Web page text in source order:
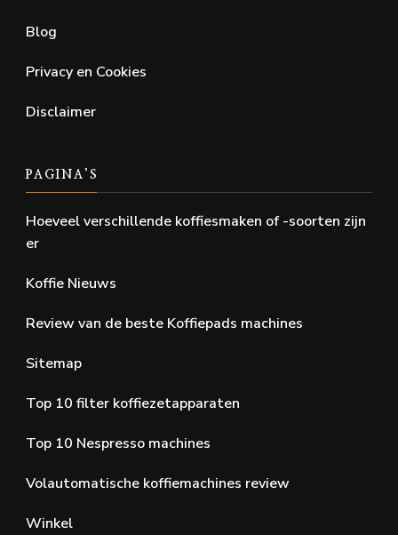
Blog
Privacy en Cookies
Disclaimer
PAGINA’S
Hoeveel verschillende koffiesmaken of -soorten zijn
er
Koffie Nieuws
Review van de beste Koffiepads machines
Sitemap
Top 10 filter koffiezetapparaten
Top 10 Nespresso machines
Volautomatische koffiemachines review
Winkel